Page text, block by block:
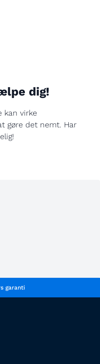
dig!
kan virke
gøre det nemt. Har
garanti